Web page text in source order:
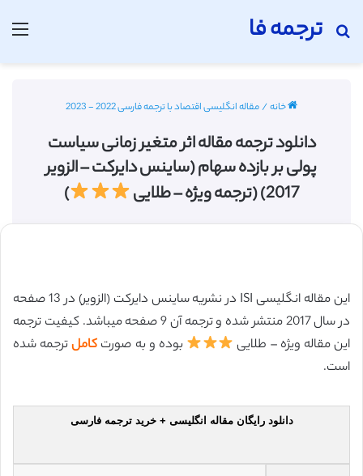
ترجمه فا
جستجو برای
خانه/مقاله انگلیسی اقتصاد با ترجمه فارسی 2022 - 2023
دانلود ترجمه مقاله اثر متغیر زمانی سیاست
پولی بر بازده سهام (ساینس دایرکت – الزویر
2017) (ترجمه ویژه – طلایی
)
این مقاله انگلیسی ISI در نشریه ساینس دایرکت (الزویر) در 13 صفحه
در سال 2017 منتشر شده و ترجمه آن 9 صفحه میباشد. کیفیت ترجمه
این مقاله ویژه – طلایی
بوده و به صورت کاملترجمه شده
است.
دانلود رایگان مقاله انگلیسی + خرید ترجمه فارسی